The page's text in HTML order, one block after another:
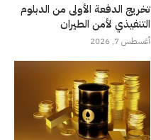
تخريج الدفعة الأولى من الدبلوم
التنفيذي لأمن الطيران
أغسطس 7, 2026